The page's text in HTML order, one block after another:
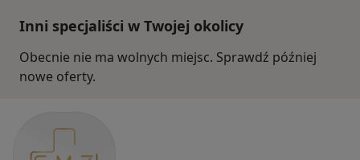
Inni specjaliści w Twojej okolicy
Obecnie nie ma wolnych miejsc. Sprawdź później
nowe oferty.